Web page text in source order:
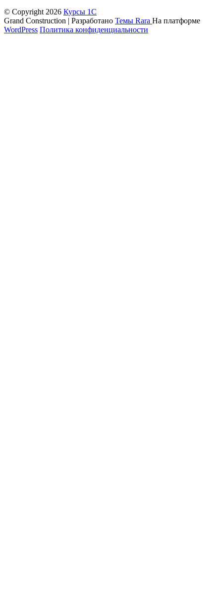
© Copyright 2026 Курсы 1С
Grand Construction | Разработано Темы Rara На платформе
WordPress Политика конфиденциальности